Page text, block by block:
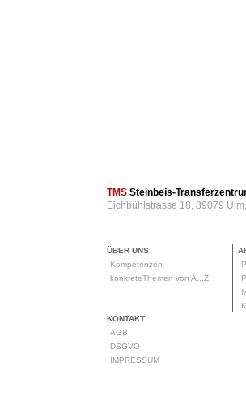
TMS Steinbeis-
Eichbühlstrasse 18, 89079
ÜBER UNS
Kompetenzen
konkreteThemen von A...Z
KONTAKT
AGB
DSGVO
IMPRESSUM